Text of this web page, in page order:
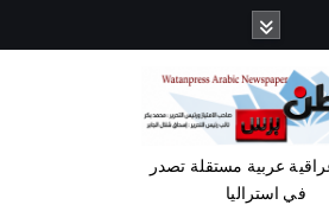
عربية مستقلة تصدر
في استراليا